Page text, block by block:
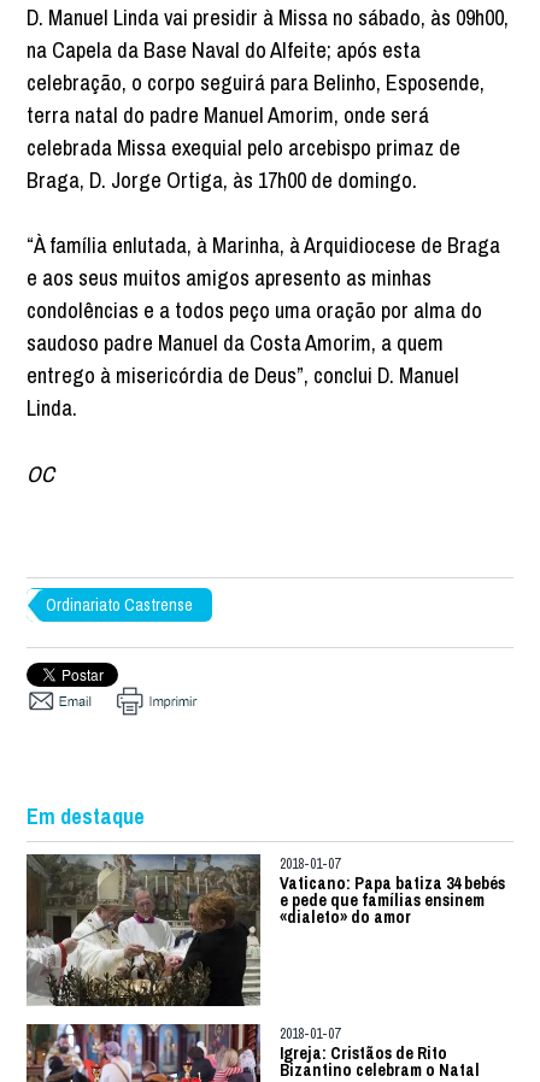
D. Manuel Linda vai presidir à Missa no sábado, às 09h00,
na Capela da Base Naval do Alfeite; após esta
celebração, o corpo seguirá para Belinho, Esposende,
terra natal do padre Manuel Amorim, onde será
celebrada Missa exequial pelo arcebispo primaz de
Braga, D. Jorge Ortiga, às 17h00 de domingo.
“À família enlutada, à Marinha, à Arquidiocese de Braga
e aos seus muitos amigos apresento as minhas
condolências e a todos peço uma oração por alma do
saudoso padre Manuel da Costa Amorim, a quem
entrego à misericórdia de Deus”, conclui D. Manuel
Linda.
OC
Ordinariato Castrense
Em destaque
2018-01-07
Vaticano: Papa batiza 34 bebés
e pede que famílias ensinem
«dialeto» do amor
2018-01-07
Igreja: Cristãos de Rito
Bizantino celebram o Natal